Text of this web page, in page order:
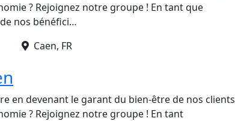
? Rejoignez notre groupe ! En tant que
nos bénéfici…
Caen, FR
en devenant le garant du bien-être de nos clients
? Rejoignez notre groupe ! En tant